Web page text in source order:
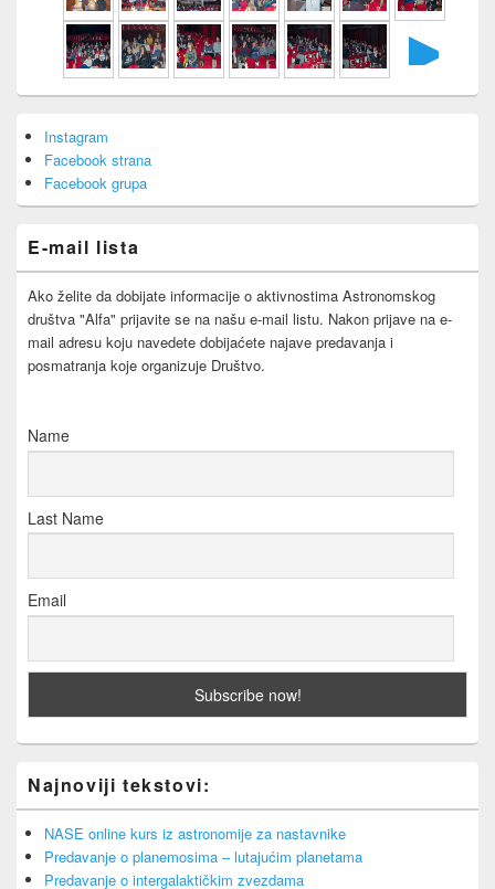
►
Sidebar
Widget
Area
Instagram
Facebook strana
Facebook grupa
E-mail lista
Ako želite da dobijate informacije o aktivnostima Astronomskog
društva "Alfa" prijavite se na našu e-mail listu. Nakon prijave na e-
mail adresu koju navedete dobijaćete najave predavanja i
posmatranja koje organizuje Društvo.
Name
Last Name
Email
Najnoviji tekstovi:
NASE online kurs iz astronomije za nastavnike
Predavanje o planemosima – lutajućim planetama
Predavanje o intergalaktičkim zvezdama